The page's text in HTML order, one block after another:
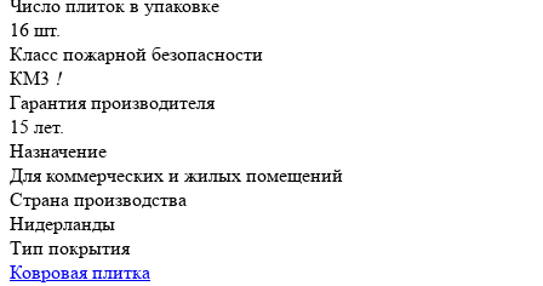
Число плиток в упаковке
16 шт.
Класс пожарной безопасности
КМ3 !
Гарантия производителя
15 лет.
Назначение
Для коммерческих и жилых помещений
Страна производства
Нидерланды
Тип покрытия
Ковровая плитка